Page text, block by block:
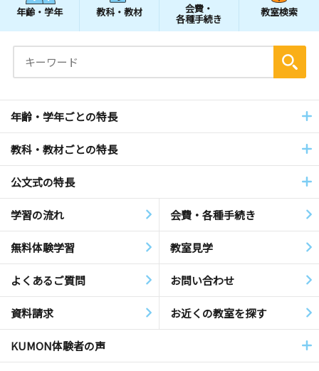
年齢・学年 教科・教材 会費・
各種手続き
教室検索
年齢・学年ごとの特長
教科・教材ごとの特長
公文式の特長
学習の流れ 会費・各種手続き
無料体験学習 教室見学
よくあるご質問 お問い合わせ
資料請求 お近くの教室を探す
KUMON体験者の声